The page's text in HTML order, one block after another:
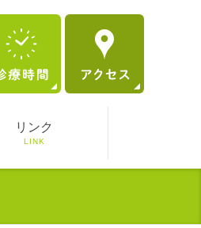
リンク
LINK